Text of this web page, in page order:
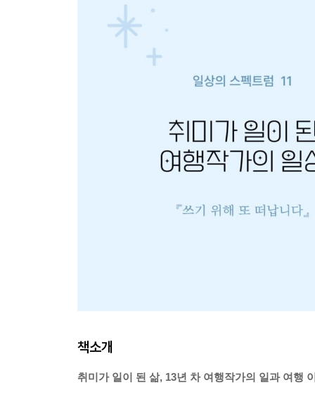
책소개
취미가 일이 된 삶, 13년 차 여행작가의 일과 여행